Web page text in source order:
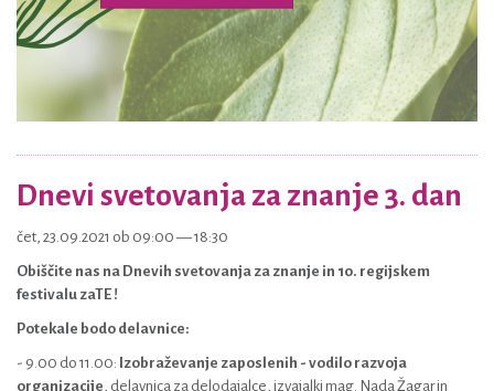
Dnevi svetovanja za znanje 3. dan
čet, 23.09.2021 ob 09:00 — 18:30
Obiščite nas na Dnevih svetovanja za znanje in 10. regijskem
festivalu zaTE !
Potekale bodo delavnice:
- 9.00 do 11.00: Izobraževanje zaposlenih - vodilo razvoja
organizacije, delavnica za delodajalce, izvajalki mag. Nada Žagar in